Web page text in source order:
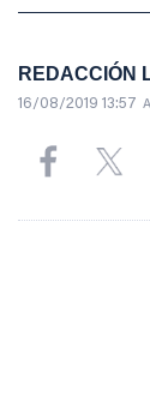
REDACCIÓN
16/08/2019 13:57